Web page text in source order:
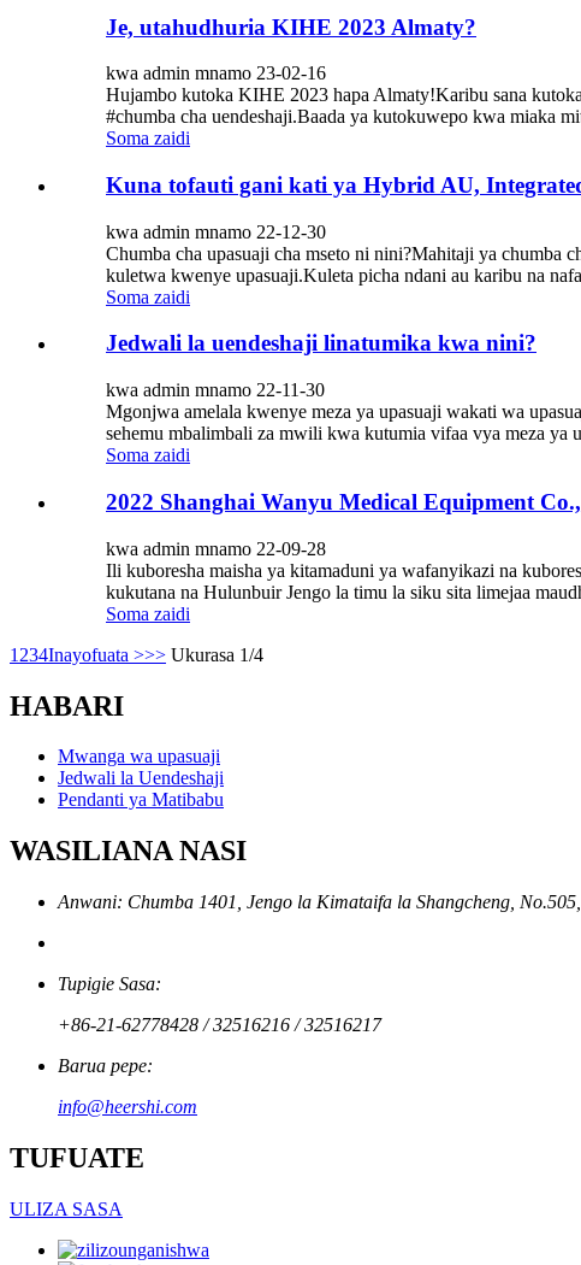
Je, utahudhuria KIHE 2023 Almaty?
kwa admin mnamo 23-02-16
Hujambo kutoka KIHE 2023 hapa Almaty!Karibu sana
#chumba cha uendeshaji.Baada ya kutokuwepo kwa miaka
Soma zaidi
Kuna tofauti gani kati ya Hybrid AU,
kwa admin mnamo 22-12-30
Chumba cha upasuaji cha mseto ni nini?Mahitaji ya chumba
kuletwa kwenye upasuaji.Kuleta picha ndani au karibu na
Soma zaidi
Jedwali la uendeshaji linatumika kwa nini?
kwa admin mnamo 22-11-30
Mgonjwa amelala kwenye meza ya upasuaji wakati wa
sehemu mbalimbali za mwili kwa kutumia vifaa vya meza ya
Soma zaidi
2022 Shanghai Wanyu Medical Equipment
kwa admin mnamo 22-09-28
Ili kuboresha maisha ya kitamaduni ya wafanyikazi na
kukutana na Hulunbuir Jengo la timu la siku sita limejaa
Soma zaidi
1 234Inayofuata >>> Ukurasa 1/4
HABARI
Mwanga wa upasuaji
Jedwali la Uendeshaji
Pendanti ya Matibabu
WASILIANA NASI
Anwani: Chumba 1401, Jengo la Kimataifa la Shangcheng,
Tupigie Sasa:
+86-21-62778428 / 32516216 / 32516217
Barua pepe:
info@heershi.com
TUFUATE
ULIZA SASA